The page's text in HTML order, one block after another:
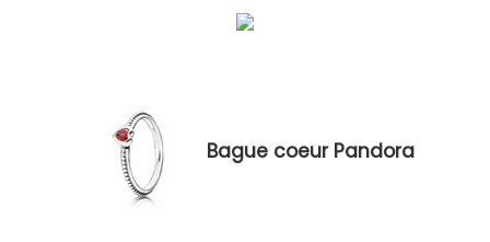
Bague coeur Pandora